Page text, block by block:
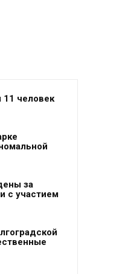
11 человек
за
с участием